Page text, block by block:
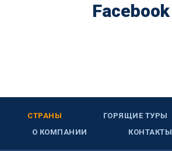
Facebook
СТРАНЫ ГОРЯЩИЕ ТУРЫ
О КОМПАНИИ
КОНТАКТЫ